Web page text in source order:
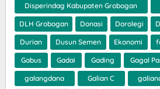
Disperindag Kabupaten Grobogan
DLH Grobogan Donasi Dorolegi
Durian Dusun Semen Ekonomi
Gabus Gadai Gading Gagal
galangdana Galian C